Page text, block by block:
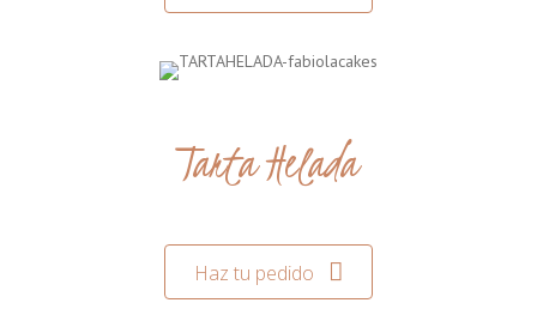
Tarta Helada
Haz tu pedido